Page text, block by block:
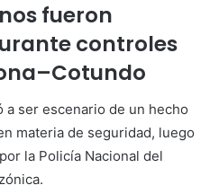
fueron
controles
a ser escenario de un hecho
materia de seguridad, luego
la Policía Nacional del